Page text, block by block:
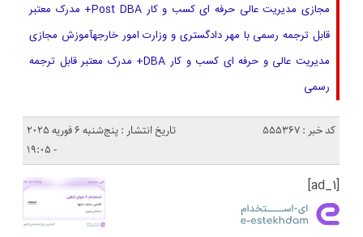
مجازی مدیریت عالی حرفه ای کسب و کار Post DBA+ مدرک معتبر
قابل ترجمه رسمی با مهر دادگستری و وزارت امور خارجهآموزش مجازی
مدیریت عالی و حرفه ای کسب و کار DBA+ مدرک معتبر قابل ترجمه
رسمی
کد خبر : 555367
تاریخ انتشار : پنج‌شنبه 6 فوریه 2025
- 19:05
[ad_1]